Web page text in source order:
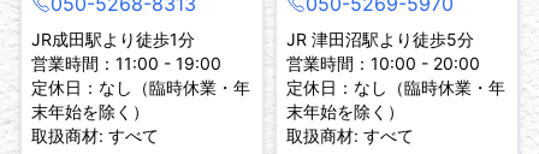
JR成田駅より徒歩1分
営業時間：11:00 - 19:00
定休日：なし（臨時休業・年
末年始を除く）
取扱商材: すべて
JR 津田沼駅より徒歩5分
営業時間：10:00 - 20:00
定休日：なし（臨時休業・年
末年始を除く）
取扱商材: すべて